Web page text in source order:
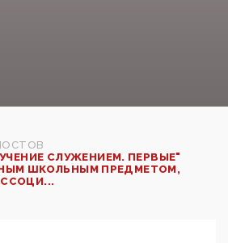
СЛУЖЕНИЕМ. ПЕРВЫЕ"
ШКОЛЬНЫМ ПРЕДМЕТОМ,